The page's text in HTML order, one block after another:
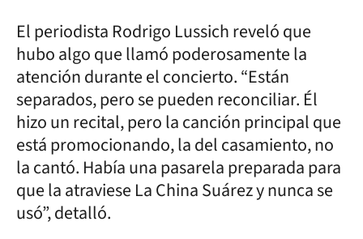
El periodista Rodrigo Lussich reveló que
hubo algo que llamó poderosamente la
atención durante el concierto. “Están
separados, pero se pueden reconciliar. Él
hizo un recital, pero la canción principal que
está promocionando, la del casamiento, no
la cantó. Había una pasarela preparada para
que la atraviese La China Suárez y nunca se
usó”, detalló.